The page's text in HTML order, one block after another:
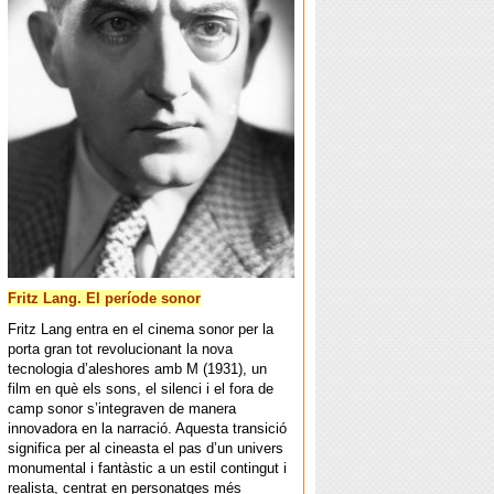
Fritz Lang. El període sonor
Fritz Lang entra en el cinema sonor per la
porta gran tot revolucionant la nova
tecnologia d’aleshores amb M (1931), un
film en què els sons, el silenci i el fora de
camp sonor s’integraven de manera
innovadora en la narració. Aquesta transició
significa per al cineasta el pas d’un univers
monumental i fantàstic a un estil contingut i
realista, centrat en personatges més